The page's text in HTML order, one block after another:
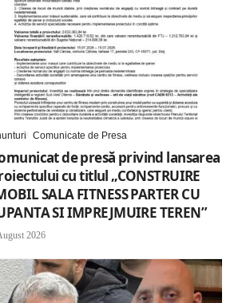
Comunicate de Presa
de presă privind lansarea
cu titlul „CONSTRUIRE
SALA FITNESS PARTER CU
SI IMPREJMUIRE TEREN”
2026